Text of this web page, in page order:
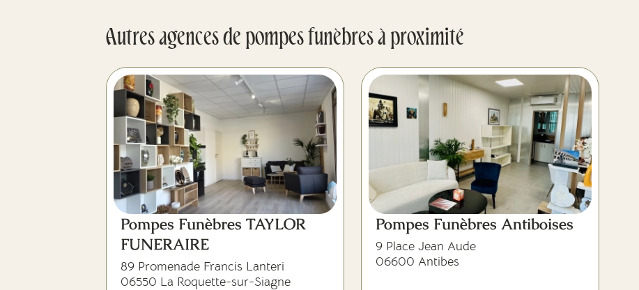
Autres agences de pompes funèbres à proximité
Pompes Funèbres TAYLOR
FUNERAIRE
89 Promenade Francis Lanteri
06550 La Roquette-sur-Siagne
Pompes Funèbres Antiboises
9 Place Jean Aude
06600 Antibes